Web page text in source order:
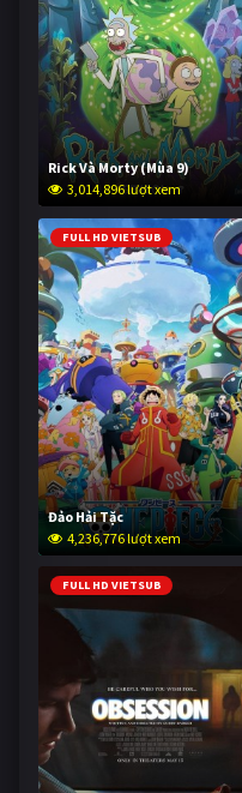
Rick Và Morty (Mùa 9)
3,014,896 lượt xem
FULL HD VIETSUB
Đảo Hải Tặc
4,236,776 lượt xem
FULL HD VIETSUB